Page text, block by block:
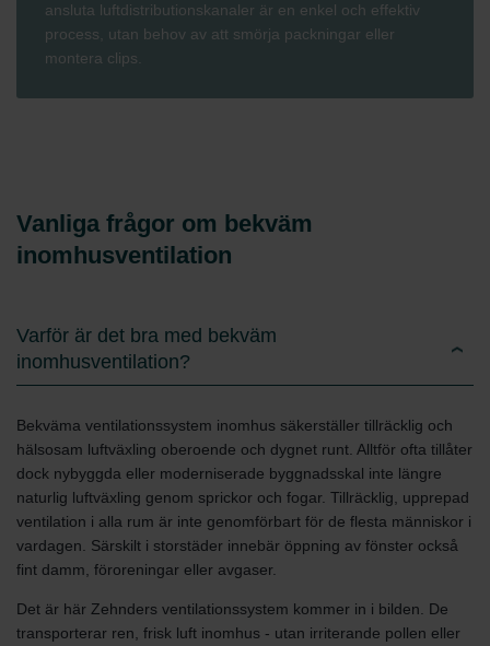
ansluta luftdistributionskanaler är en enkel och effektiv
process, utan behov av att smörja packningar eller
montera clips.
Vanliga frågor om bekväm
inomhusventilation
Varför är det bra med bekväm
inomhusventilation?
Bekväma ventilationssystem inomhus säkerställer tillräcklig och
hälsosam luftväxling oberoende och dygnet runt. Alltför ofta tillåter
dock nybyggda eller moderniserade byggnadsskal inte längre
naturlig luftväxling genom sprickor och fogar. Tillräcklig, upprepad
ventilation i alla rum är inte genomförbart för de flesta människor i
vardagen. Särskilt i storstäder innebär öppning av fönster också
fint damm, föroreningar eller avgaser.
Det är här Zehnders ventilationssystem kommer in i bilden. De
transporterar ren, frisk luft inomhus - utan irriterande pollen eller